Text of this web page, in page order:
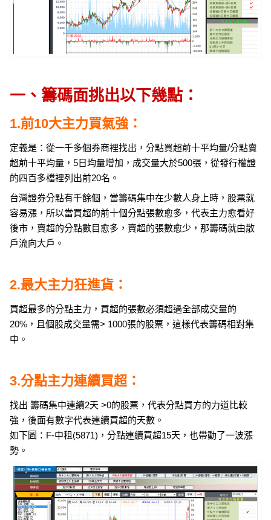
一、籌碼面挑出以下幾點：
1.前10大主力買氣強：
定義是：從一千多個券商裡找出，分點買超前十平均量/分點賣
超前十平均量，5日均量增加，成交量大於500張，從發行權證
的四百多檔裡列出前20名。
台灣證券分點有千餘個，當籌碼集中在少數人身上時，股票就
容易漲，所以當買超的前十個分點張數愈多，代表主力愈看好
後市，賣超的分點數目愈多，賣超的張數愈少，那籌碼就由散
戶流向大戶。
2.最大主力狂進貨：
買超最多的分點主力，買超的張數必須超過全部成交量的
20%，且個股成交量需> 1000張的股票，這樣代表籌碼相對集
中。
3.分點主力連續買超：
找出 籌碼集中連續2天 >0的股票，代表分點買方的力道比較
強，後面有數字代表連續買超的天數。
如下圖：F-中租(5871)，分點連續買超15天，也帶動了一波漲
勢。